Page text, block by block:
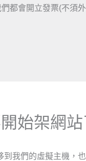
都會開立發票(不須
始架網
我們的虛擬主機，